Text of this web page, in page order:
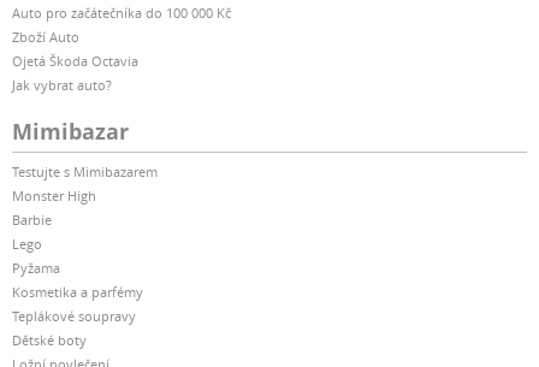
Auto pro začátečníka do 100 000 Kč
Zboží Auto
Ojetá Škoda Octavia
Jak vybrat auto?
Mimibazar
Testujte s Mimibazarem
Monster High
Barbie
Lego
Pyžama
Kosmetika a parfémy
Teplákové soupravy
Dětské boty